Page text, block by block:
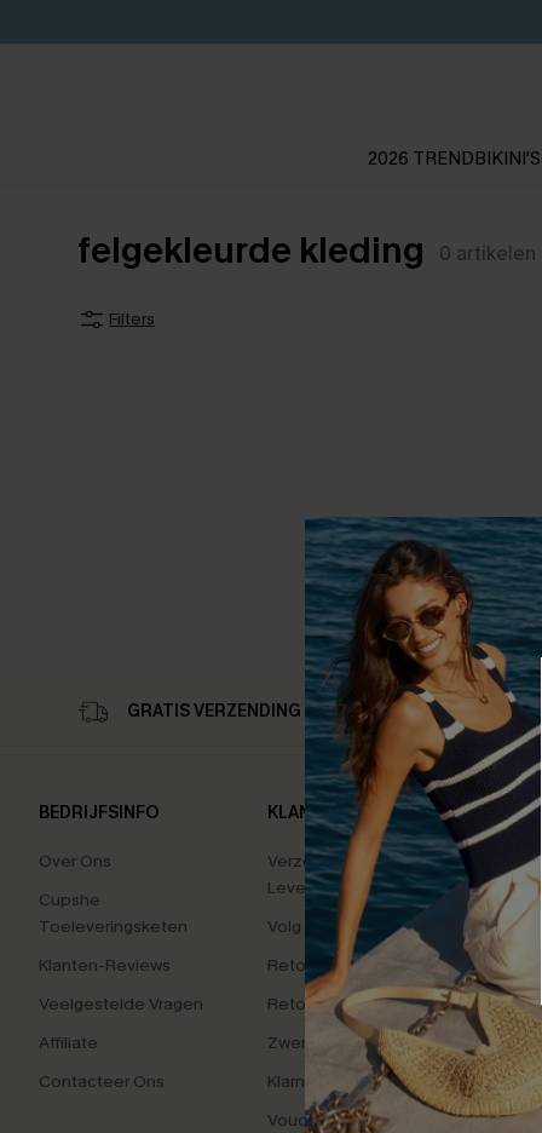
2026 TRENDBIKINI'S
felgekleurde kleding 0 artikelen
Filters
GRATIS VERZENDING OP 79,00 €
BEDRIJFSINFO
Over Ons
Cupshe
Toeleveringsketen
Klanten-Reviews
Veelgestelde Vragen
Affiliate
Contacteer Ons
KLANTENSERVICE
Verzending En
Levering
Volg Je Bestelling
Retourzendingen
Retourneer Beginnen
Zwem Fit Oplossing
Klarna
Vouchers & Promoties
High
Zacht